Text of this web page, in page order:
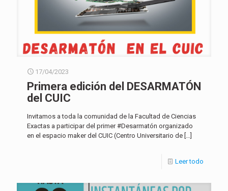
17/04/2023
Primera edición del DESARMATÓN
del CUIC
Invitamos a toda la comunidad de la Facultad de Ciencias
Exactas a participar del primer #Desarmatón organizado
en el espacio maker del CUIC (Centro Universitario de […]
Leer todo